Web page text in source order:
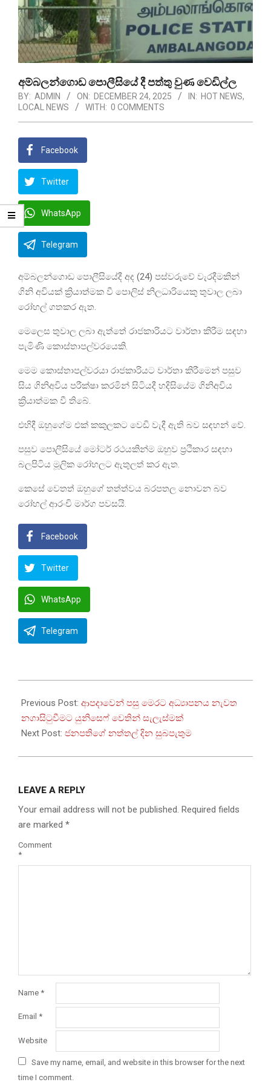
අම්බලන්ගොඩ පොලීසියේ දී පත්තු වුණ වෙඩිල්ල
BY: ADMIN ON: DECEMBER 24, 2025 IN: HOT NEWS,
LOCAL NEWS
WITH: 0 COMMENTS
Facebook
Twitter
WhatsApp
Telegram
අම්බලන්ගොඩ පොලීසියේදී අද (24) පස්වරුවේ වැරදීමකින්
ගිනි අවියක් ක්‍රියාත්මක වී පොලිස් නිලධාරියෙකු තුවාල ලබා
රෝහල් ගතකර ඇත.
මෙලෙස තුවාල ලබා ඇත්තේ රාජකාරියට වාර්තා කිරීම සඳහා
පැමිණි කොස්තාපල්වරයෙකි.
මෙම කොස්තාපල්වරයා රාජකාරියට වාර්තා කිරීමෙන් පසුව
සිය ගිනිඅවිය පරීක්ෂා කරමින් සිටියදී හදිසියේම ගිනිඅවිය
ක්‍රියාත්මක වී තිබේ.
එහිදී ඔහුගේම එක් කකුලකට වෙඩි වැදී ඇති බව සඳහන් වේ.
පසුව පොලීසියේ මෝටර් රථයකින්ම ඔහුව ප්‍රථිකාර සඳහා
බලපිටිය මූලික රෝහලට ඇතුලත් කර ඇත.
කෙසේ වෙතත් ඔහුගේ තත්ත්වය බරපතල නොවන බව
රෝහල් ආරංචි මාර්ග පවසයි.
Facebook
Twitter
WhatsApp
Telegram
12-
24
Previous Post: ආපදාවෙන් පසු මෙරට අධ්‍යාපනය නැවත
නගාසිටුවීමට යුනිසෙෆ් වෙතින් සැලැස්මක්
Next Post: ජනපතිගේ නත්තල් දින සුබපැතුම
LEAVE A REPLY
Your email address will not be published. Required fields
are marked *
Comment
*
Name *
Email *
Website
Save my name, email, and website in this browser for the next
time I comment.